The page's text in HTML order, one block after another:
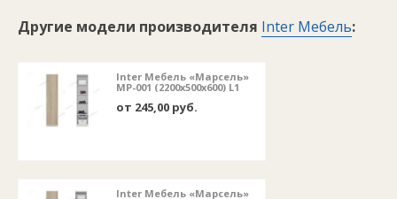
Другие модели производителя Inter Мебель:
Inter Мебель «Марсель»
МР-001 (2200x500x600) L1
от 245,00 руб.
Inter Мебель «Марсель»